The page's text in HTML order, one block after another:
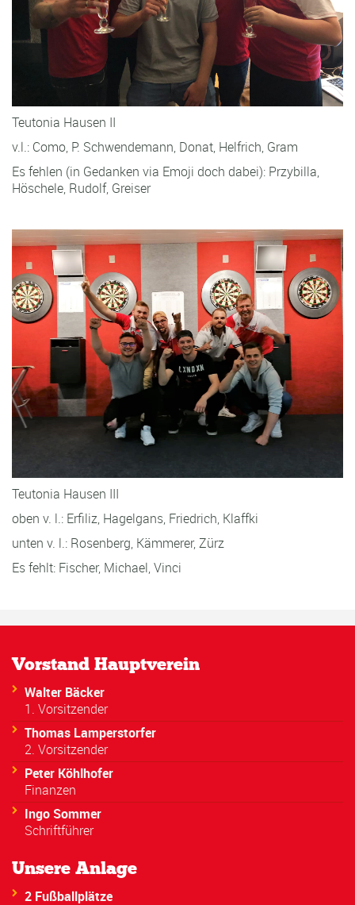
Teutonia Hausen II
v.l.: Como, P. Schwendemann, Donat, Helfrich, Gram
Es fehlen (in Gedanken via Emoji doch dabei): Przybilla,
Höschele, Rudolf, Greiser
Teutonia Hausen III
oben v. l.: Erfiliz, Hagelgans, Friedrich, Klaffki
unten v. l.: Rosenberg, Kämmerer, Zürz
Es fehlt: Fischer, Michael, Vinci
Vorstand Hauptverein
Walter Bäcker
1. Vorsitzender
Thomas Lamperstorfer
2. Vorsitzender
Peter Köhlhofer
Finanzen
Ingo Sommer
Schriftführer
Unsere Anlage
2 Fußballplätze